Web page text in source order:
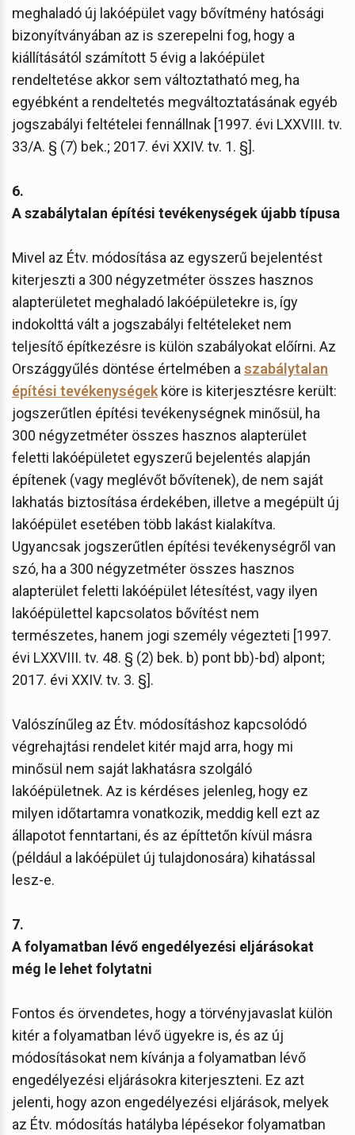
meghaladó új lakóépület vagy bővítmény hatósági
bizonyítványában az is szerepelni fog, hogy a
kiállításától számított 5 évig a lakóépület
rendeltetése akkor sem változtatható meg, ha
egyébként a rendeltetés megváltoztatásának egyéb
jogszabályi feltételei fennállnak [1997. évi LXXVIII. tv.
33/A. § (7) bek.; 2017. évi XXIV. tv. 1. §].
6.
A szabálytalan építési tevékenységek újabb típusa
Mivel az Étv. módosítása az egyszerű bejelentést
kiterjeszti a 300 négyzetméter összes hasznos
alapterületet meghaladó lakóépületekre is, így
indokolttá vált a jogszabályi feltételeket nem
teljesítő építkezésre is külön szabályokat előírni. Az
Országgyűlés döntése értelmében a szabálytalan
építési tevékenységek köre is kiterjesztésre került:
jogszerűtlen építési tevékenységnek minősül, ha
300 négyzetméter összes hasznos alapterület
feletti lakóépületet egyszerű bejelentés alapján
építenek (vagy meglévőt bővítenek), de nem saját
lakhatás biztosítása érdekében, illetve a megépült új
lakóépület esetében több lakást kialakítva.
Ugyancsak jogszerűtlen építési tevékenységről van
szó, ha a 300 négyzetméter összes hasznos
alapterület feletti lakóépület létesítést, vagy ilyen
lakóépülettel kapcsolatos bővítést nem
természetes, hanem jogi személy végezteti [1997.
évi LXXVIII. tv. 48. § (2) bek. b) pont bb)-bd) alpont;
2017. évi XXIV. tv. 3. §].
Valószínűleg az Étv. módosításhoz kapcsolódó
végrehajtási rendelet kitér majd arra, hogy mi
minősül nem saját lakhatásra szolgáló
lakóépületnek. Az is kérdéses jelenleg, hogy ez
milyen időtartamra vonatkozik, meddig kell ezt az
állapotot fenntartani, és az építtetőn kívül másra
(például a lakóépület új tulajdonosára) kihatással
lesz-e.
7.
A folyamatban lévő engedélyezési eljárásokat
még le lehet folytatni
Fontos és örvendetes, hogy a törvényjavaslat külön
kitér a folyamatban lévő ügyekre is, és az új
módosításokat nem kívánja a folyamatban lévő
engedélyezési eljárásokra kiterjeszteni. Ez azt
jelenti, hogy azon engedélyezési eljárások, melyek
az Étv. módosítás hatályba lépésekor folyamatban